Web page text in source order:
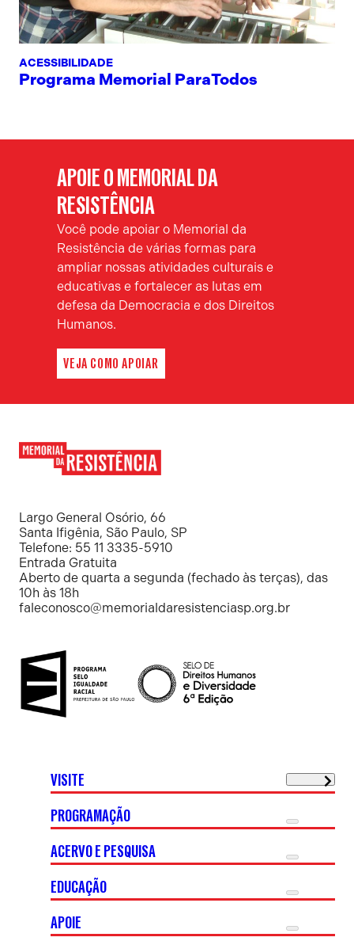
ACESSIBILIDADE
Programa Memorial ParaTodos
APOIE O MEMORIAL DA
RESISTÊNCIA
Você pode apoiar o Memorial da
Resistência de várias formas para
ampliar nossas atividades culturais e
educativas e fortalecer as lutas em
defesa da Democracia e dos Direitos
Humanos.
VEJA COMO APOIAR
Resistência
Largo General Osório, 66
Santa Ifigênia, São Paulo, SP
Telefone: 55 11 3335-5910
Entrada Gratuita
Aberto de quarta a segunda (fechado às terças), das
10h às 18h
faleconosco@memorialdaresistenciasp.org.br
VISITE
PROGRAMAÇÃO
ACERVO E PESQUISA
EDUCAÇÃO
APOIE